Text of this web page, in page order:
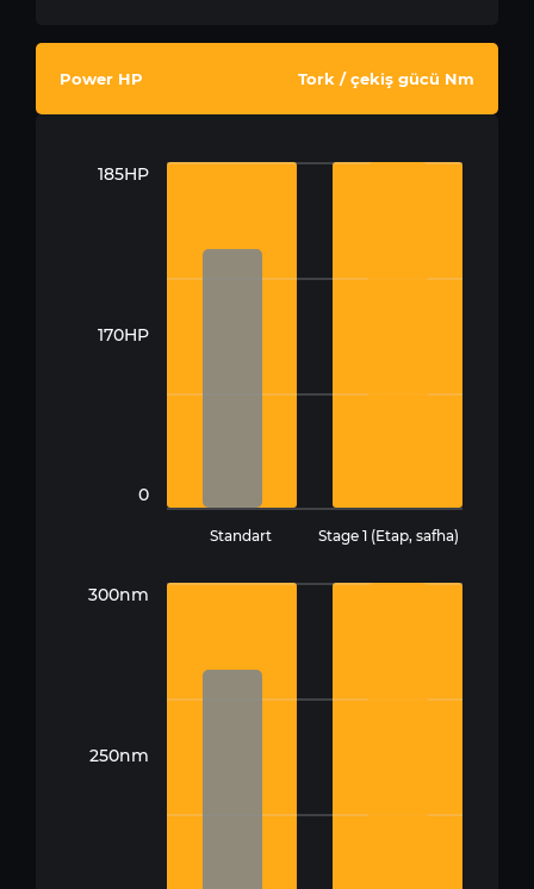
Power HP Tork / çekiş gücü Nm
185HP
170HP
0
Standart Stage 1 (Etap, safha)
300nm
250nm